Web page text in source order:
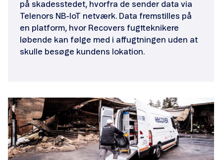
på skadesstedet, hvorfra de sender data via
Telenors NB-IoT netværk. Data fremstilles på
en platform, hvor Recovers fugtteknikere
løbende kan følge med i affugtningen uden at
skulle besøge kundens lokation.